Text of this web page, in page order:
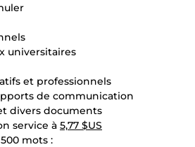
universitaires
et professionnels
de communication
divers documents
service à 5,77 $US
mots :